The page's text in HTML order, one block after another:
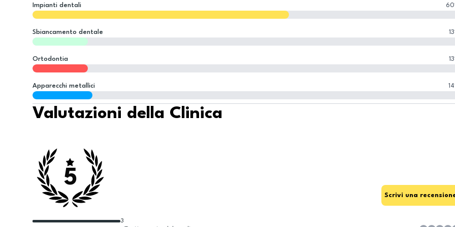
Impianti dentali 60
Sbiancamento dentale 13
Ortodontia 13
Apparecchi metallici 14
Valutazioni della Clinica
5
3
Scrivi una